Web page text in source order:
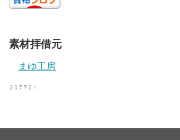
素材拝借元
まゆ工房